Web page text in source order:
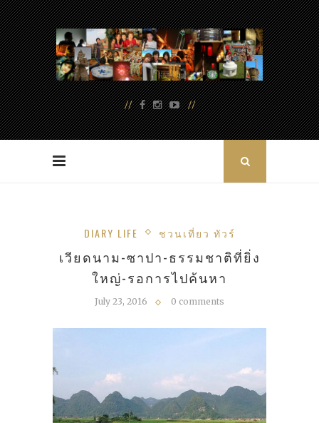
DIARY LIFE ชวนเที่ยว ทัวร์
เวียดนาม-ซาปา-ธรรมชาติที่ยิ่ง
ใหญ่-รอการไปค้นหา
July 23, 2016 0 comments